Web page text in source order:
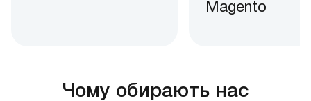
Magento
Чому обирають нас